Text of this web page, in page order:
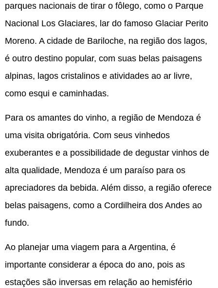
parques nacionais de tirar o fôlego, como o Parque
Nacional Los Glaciares, lar do famoso Glaciar Perito
Moreno. A cidade de Bariloche, na região dos lagos,
é outro destino popular, com suas belas paisagens
alpinas, lagos cristalinos e atividades ao ar livre,
como esqui e caminhadas.
Para os amantes do vinho, a região de Mendoza é
uma visita obrigatória. Com seus vinhedos
exuberantes e a possibilidade de degustar vinhos de
alta qualidade, Mendoza é um paraíso para os
apreciadores da bebida. Além disso, a região oferece
belas paisagens, como a Cordilheira dos Andes ao
fundo.
Ao planejar uma viagem para a Argentina, é
importante considerar a época do ano, pois as
estações são inversas em relação ao hemisfério